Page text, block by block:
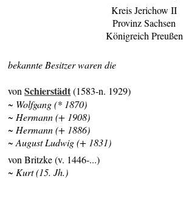
Kreis Jerichow II
Provinz Sachsen
Königreich Preußen
bekannte Besitzer waren die
vonSchierstädt(1583-n. 1929)
~ Wolfgang (* 1870)
~ Hermann (+ 1908)
~ Hermann (+ 1886)
~ August Ludwig (+ 1831)
von Britzke (v. 1446-...)
~ Kurt (15. Jh.)